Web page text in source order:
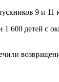
9 и 11
600 детей с